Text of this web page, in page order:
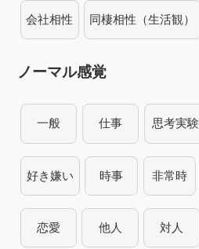
会社相性 同棲相性（生活観）
ノーマル感覚
一般 仕事 思考実験
好き嫌い 時事 非常時
恋愛 他人 対人